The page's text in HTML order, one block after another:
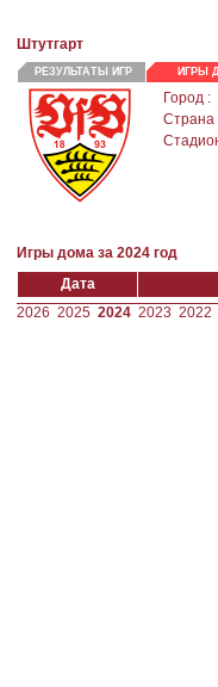
Штутгарт
РЕЗУЛЬТАТЫ ИГР ИГРЫ
Город :
Страна
Игры дома за 2024 год
Дата
2026 2025 2024 2023 2022